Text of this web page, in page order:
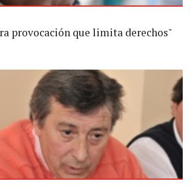
provocación que limita derechos"